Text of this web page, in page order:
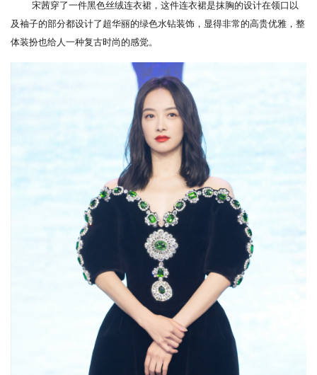
宋茜穿了一件黑色丝绒连衣裙，这件连衣裙是抹胸的设计在领口以
及袖子的部分都设计了超华丽的绿色水钻装饰，显得非常的高贵优雅，整
体装扮也给人一种复古时尚的感觉。